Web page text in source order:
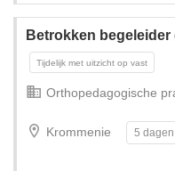
Tijdelijk met uitzicht op vast
Betrokken begeleider
Orthopedagogische
Krommenie 5